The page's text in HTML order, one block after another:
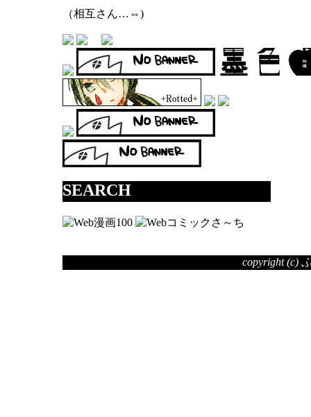
（相互さん…⇔)
SEARCH
copyright (c)